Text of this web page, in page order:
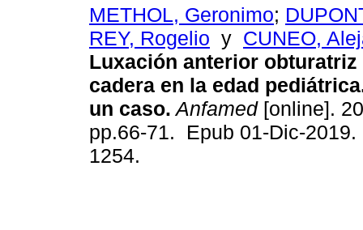
METHOL, Geronimo;
REY, Rogelio y CUNEO,
Luxación anterior obturatriz
cadera en la edad
un caso. Anfamed[online].
pp.66-71. Epub 01-Dic-2019.
1254.